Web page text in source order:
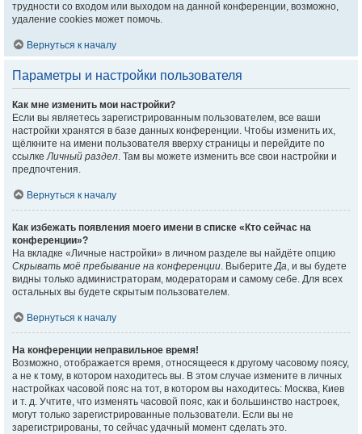
трудности со входом или выходом на данной конференции, возможно,
удаление cookies может помочь.
Вернуться к началу
Параметры и настройки пользователя
Как мне изменить мои настройки?
Если вы являетесь зарегистрированным пользователем, все ваши
настройки хранятся в базе данных конференции. Чтобы изменить их,
щёлкните на имени пользователя вверху страницы и перейдите по
ссылкеЛичный раздел. Там вы можете изменить все свои настройки и
предпочтения.
Вернуться к началу
Как избежать появления моего имени в списке «Кто сейчас на
конференции»?
На вкладке «Личные настройки» в личном разделе вы найдёте опцию
Скрывать моё пребывание на конференции. ВыберитеДа, и вы будете
видны только администраторам, модераторам и самому себе. Для всех
остальных вы будете скрытым пользователем.
Вернуться к началу
На конференции неправильное время!
Возможно, отображается время, относящееся к другому часовому поясу,
а не к тому, в котором находитесь вы. В этом случае измените в личных
настройках часовой пояс на тот, в котором вы находитесь: Москва, Киев
и т. д. Учтите, что изменять часовой пояс, как и большинство настроек,
могут только зарегистрированные пользователи. Если вы не
зарегистрированы, то сейчас удачный момент сделать это.